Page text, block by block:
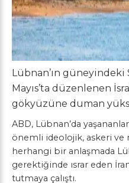
Lübnan’ın güneyindeki
Mayıs’ta düzenlenen
gökyüzüne duman
ABD, Lübnan’da
önemli ideolojik, askeri ve
herhangi bir anlaşmada
gerektiğinde ısrar eden
tutmaya çalıştı.